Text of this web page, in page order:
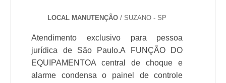
LOCAL MANUTENÇÃO / SUZANO - SP
Atendimento exclusivo para pessoa
jurídica de São Paulo.A FUNÇÃO DO
EQUIPAMENTOA central de choque e
alarme condensa o painel de controle